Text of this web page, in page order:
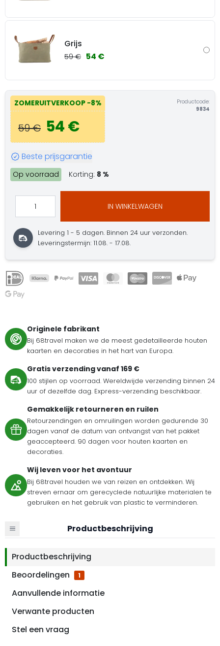
Grijs
59 € 54 €
ZOMERUITVERKOOP -8%
59 € 54 €
Productcode:
9834
Beste prijsgarantie
Op voorraad Korting: 8 %
IN WINKELWAGEN
Levering 1 - 5 dagen. Binnen 24 uur verzonden.
Leveringstermijn: 11.08. - 17.08.
Originele fabrikant
Bij 68travel maken we de meest gedetailleerde houten
kaarten en decoraties in het hart van Europa.
Gratis verzending vanaf 169 €
100 stijlen op voorraad. Wereldwijde verzending binnen 24
uur of dezelfde dag. Express-verzending beschikbaar.
Gemakkelijk retourneren en ruilen
Retourzendingen en omruilingen worden gedurende 30
dagen vanaf de datum van ontvangst van het pakket
geaccepteerd. 90 dagen voor houten kaarten en
decoraties.
Wij leven voor het avontuur
Bij 68travel houden we van reizen en ontdekken. Wij
streven ernaar om gerecyclede natuurlijke materialen te
gebruiken en het gebruik van plastic te verminderen.
Productbeschrijving
Productbeschrijving
Beoordelingen
1
Aanvullende informatie
Verwante producten
Stel een vraag